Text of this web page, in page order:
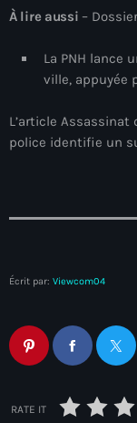
août 2025
juillet 2025
juin 2025
mai 2025
novembre 2024
octobre 2024
septembre 2024
À lire aussi –
La PNH lance
ville, appuyée
L’article Assassinat
police identifie un
Écrit par: Viewcom04
RATE IT